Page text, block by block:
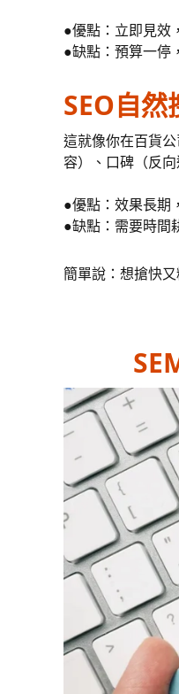
●優點：立即見效
●缺點：預算一停
SEO自然
這就像你在百貨
容）、口碑（反
●優點：效果長期
●缺點：需要時間
簡單說：想搶快